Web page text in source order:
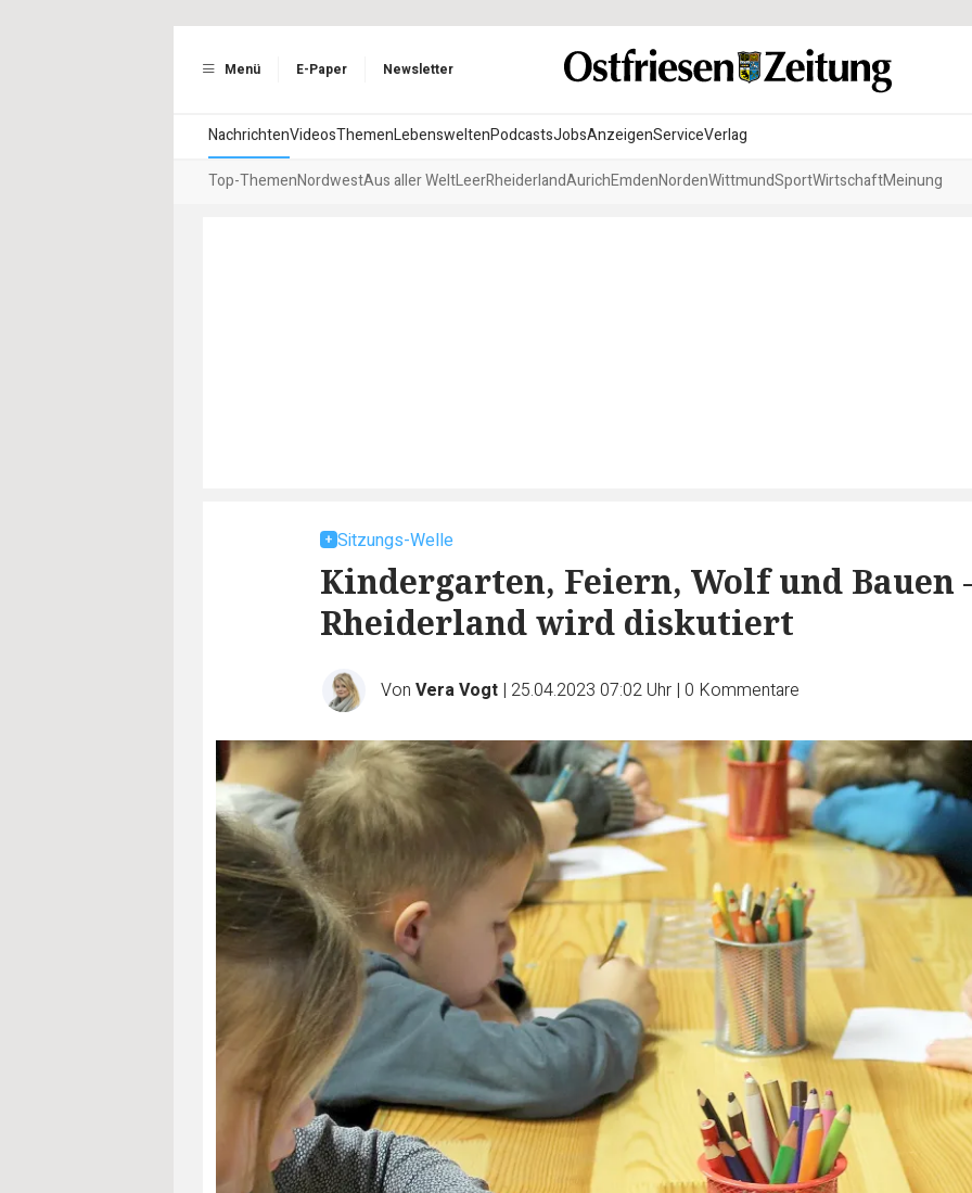
Menü E-Paper Newsletter
NachrichtenVideosThemenLebensweltenPodcastsJobsAnzeigenServiceVerlag
Top-ThemenNordwestAus aller WeltLeerRheiderlandAurichEmdenNordenWittmundSportWirtschaftMeinung
Sitzungs-Welle
Kindergarten, Feiern, Wolf und Bauen
Rheiderland wird diskutiert
Von Vera Vogt | 25.04.2023 07:02 Uhr | 0 Kommentare